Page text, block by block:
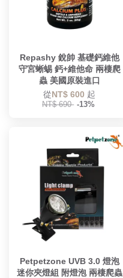
Repashy 銳帥 基礎鈣維他
守宮蜥蜴 鈣+維他命 兩棲爬
蟲 美國原裝進口
從NT$ 600 起
NT$ 690 -13%
Petpetzone UVB 3.0 燈泡
迷你夾燈組 附燈泡 兩棲爬蟲